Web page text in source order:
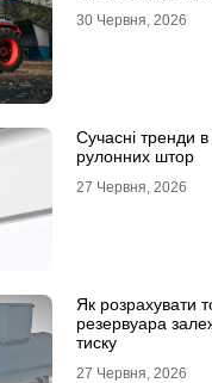
30 Червня, 2026
Сучасні тренди в
рулонних штор
27 Червня, 2026
Як розрахувати
резервуара
тиску
27 Червня, 2026